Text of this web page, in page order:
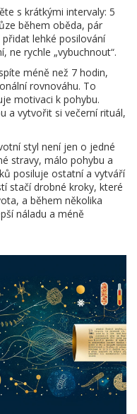
s krátkými intervaly: 5
během oběda, pár
lehké posilování
ne rychle „vybuchnout“.
méně než 7 hodin,
rovnováhu. To
motivaci k pohybu.
a vytvořit si večerní rituál,
styl není jen o jedné
stravy, málo pohybu a
posiluje ostatní a vytváří
stačí drobné kroky, které
a během několika
náladu a méně